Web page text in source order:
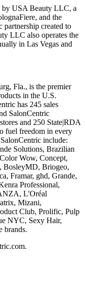
by USA Beauty LLC, a
and the
partnership created to
LLC also operates the
in Las Vegas and
Fla., is the premier
in the U.S.
has 245 sales
SalonCentric
and 250 State|RDA
fuel freedom in every
include:
Solutions, Brazilian
Wow, Concept,
BosleyMD, Briogeo,
Framar, ghd, Grande,
Professional,
L'Oréal
Mizani,
Club, Prolific, Pulp
NYC, Sexy Hair,
brands.